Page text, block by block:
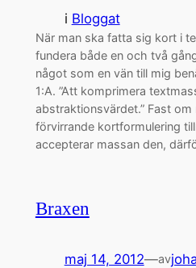
i Bloggat
När man ska fatta sig kort i
fundera både en och två
något som en vän till mig
1:A. ”Att komprimera
abstraktionsvärdet.” Fast
förvirrande kortformulering
accepterar massan den,
Braxen
maj 14, 2012—av